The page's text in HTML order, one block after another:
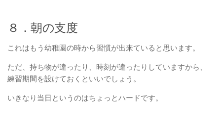
８．朝の支度
これはもう幼稚園の時から習慣が出来ていると思います。
ただ、持ち物が違ったり、時刻が違ったりしていますから、
練習期間を設けておくといいでしょう。
いきなり当日というのはちょっとハードです。